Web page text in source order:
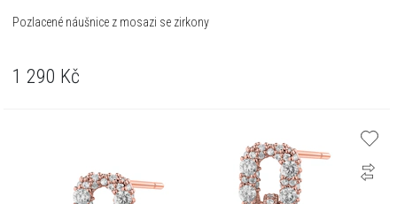
Pozlacené náušnice z mosazi se zirkony
1 290 Kč